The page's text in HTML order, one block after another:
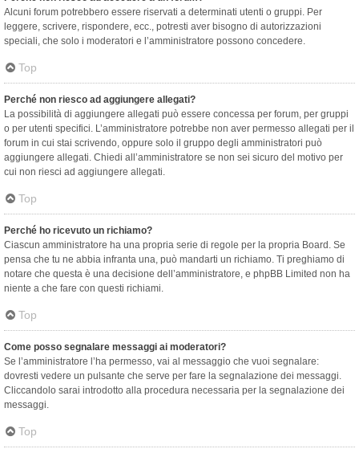
Alcuni forum potrebbero essere riservati a determinati utenti o gruppi. Per
leggere, scrivere, rispondere, ecc., potresti aver bisogno di autorizzazioni
speciali, che solo i moderatori e l’amministratore possono concedere.
Top
Perché non riesco ad aggiungere allegati?
La possibilità di aggiungere allegati può essere concessa per forum, per gruppi
o per utenti specifici. L’amministratore potrebbe non aver permesso allegati per il
forum in cui stai scrivendo, oppure solo il gruppo degli amministratori può
aggiungere allegati. Chiedi all’amministratore se non sei sicuro del motivo per
cui non riesci ad aggiungere allegati.
Top
Perché ho ricevuto un richiamo?
Ciascun amministratore ha una propria serie di regole per la propria Board. Se
pensa che tu ne abbia infranta una, può mandarti un richiamo. Ti preghiamo di
notare che questa è una decisione dell’amministratore, e phpBB Limited non ha
niente a che fare con questi richiami.
Top
Come posso segnalare messaggi ai moderatori?
Se l’amministratore l’ha permesso, vai al messaggio che vuoi segnalare:
dovresti vedere un pulsante che serve per fare la segnalazione dei messaggi.
Cliccandolo sarai introdotto alla procedura necessaria per la segnalazione dei
messaggi.
Top